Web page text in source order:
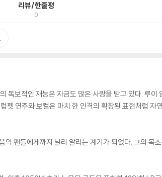
리뷰/한줄평
0
보적인 재능은 지금도 많은 사랑을 받고 있다. 루
연주와 보컬은 마치 한 인격의 확장된 표현처럼 자
팬들에게까지 널리 알리는 계기가 되었다. 그의 목